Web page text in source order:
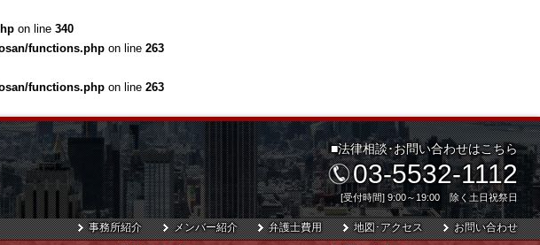
on line 340
functions.php on line 263
functions.php on line 263
事務所紹介 メンバー紹介 弁護士費用 地図･アクセス お問い合わせ
■法律相談･お問い合わせはこちら
03-5532-1112
[受付時間] 9:00～19:00 除く土日祝祭日